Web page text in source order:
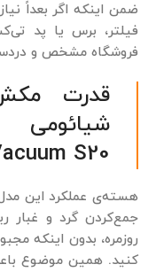
ضمن اینکه اگر بعداً
فیلتر، برس یا پد
فروشگاه مشخص و
قدرت
S20
جمع‌کردن گرد و غبار
روزمره، بدون اینکه
کنید. همین موضوع